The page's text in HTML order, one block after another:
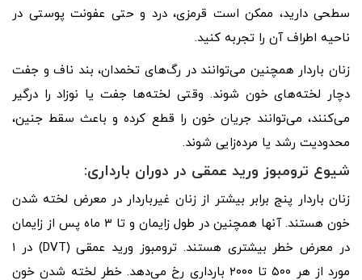
سطحی دارید، ممکن است قرمزی، درد و حتی عفونت پوستی در
ناحیه اطراف آن را تجربه کنید.
زنان باردار همچنین می‌توانند در رگ‌های تخمدان، بند ناف و جفت
دچار لخته‌های خون شوند. وقتی لخته‌ها جفت یا نوزاد را درگیر
می‌کنند، می‌توانند جریان خون را قطع کرده و باعث سقط جنین،
محدودیت رشد یا مرده‌زایی شوند.
شیوع ترومبوز ورید عمقی در دوران بارداری:
زنان باردار پنج برابر بیشتر از زنان غیرباردار در معرض لخته شدن
خون هستند. آنها همچنین در طول زایمان و تا ۳ ماه پس از زایمان
در معرض خطر بیشتری هستند. ترومبوز ورید عمقی (DVT) در ۱
مورد از هر ۵۰۰ تا ۲۰۰۰ بارداری رخ می‌دهد. خطر لخته شدن خون